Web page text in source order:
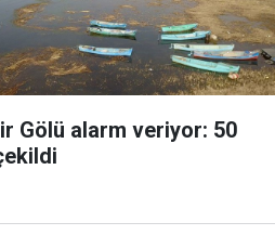
Gölü alarm veriyor: 50